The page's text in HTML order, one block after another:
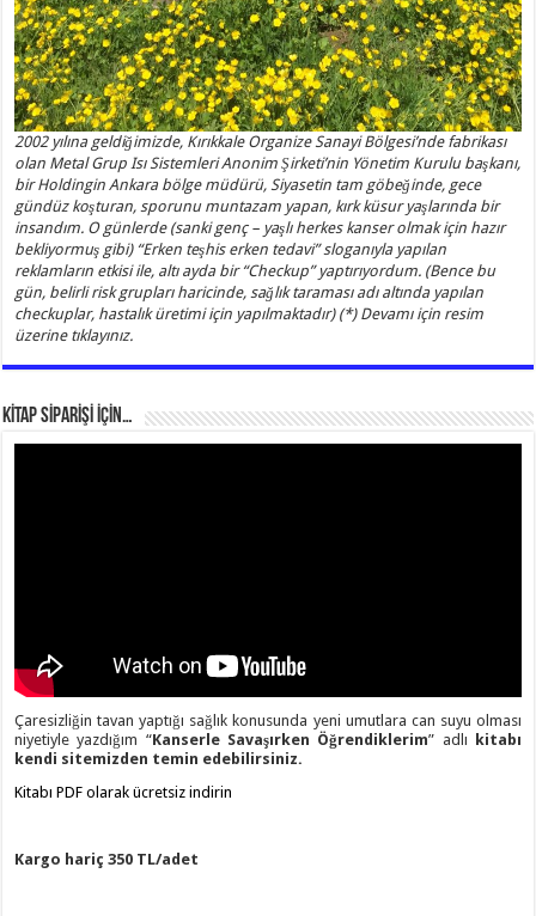
2002 yılına geldiğimizde, Kırıkkale Organize Sanayi Bölgesi’nde fabrikası
olan Metal Grup Isı Sistemleri Anonim Şirketi’nin Yönetim Kurulu başkanı,
bir Holdingin Ankara bölge müdürü, Siyasetin tam göbeğinde, gece
gündüz koşturan, sporunu muntazam yapan, kırk küsur yaşlarında bir
insandım. O günlerde (sanki genç – yaşlı herkes kanser olmak için hazır
bekliyormuş gibi) “Erken teşhis erken tedavi” sloganıyla yapılan
reklamların etkisi ile, altı ayda bir “Checkup” yaptırıyordum. (Bence bu
gün, belirli risk grupları haricinde, sağlık taraması adı altında yapılan
checkuplar, hastalık üretimi için yapılmaktadır) (*) Devamı için resim
üzerine tıklayınız.
KİTAP SİPARİŞİ İÇİN…
Çaresizliğin tavan yaptığı sağlık konusunda yeni umutlara can suyu olması
niyetiyle yazdığım “Kanserle Savaşırken Öğrendiklerim” adlı
kitabı
kendi sitemizden temin edebilirsiniz.
Kitabı PDF olarak ücretsiz indirin
Kargo hariç 350 TL/adet